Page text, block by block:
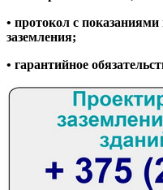
• протокол с
заземления;
• гарантийное